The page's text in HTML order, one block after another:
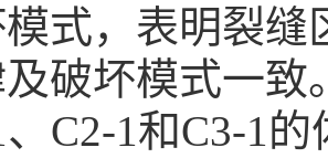
式，表明裂
破坏模式一
C2-1和C3-1